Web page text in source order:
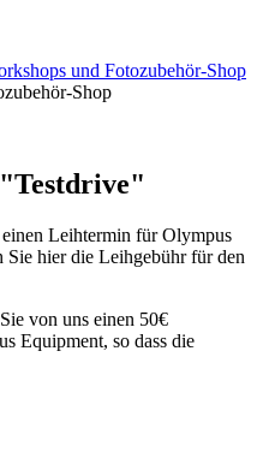
Shop
Leihtermin für Olympus
hier die Leihgebühr für den
von uns einen 50€
Equipment, so dass die